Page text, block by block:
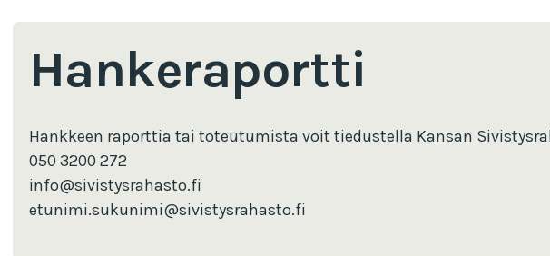
Hankeraportti
Hankkeen raporttia tai toteutumista voit tiedustella Kansan
050 3200 272
info@sivistysrahasto.fi
etunimi.sukunimi@sivistysrahasto.fi